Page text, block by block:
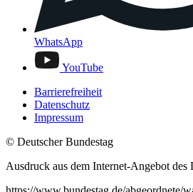
WhatsApp
YouTube
Barrierefreiheit
Datenschutz
Impressum
© Deutscher Bundestag
Ausdruck aus dem Internet-Angebot des